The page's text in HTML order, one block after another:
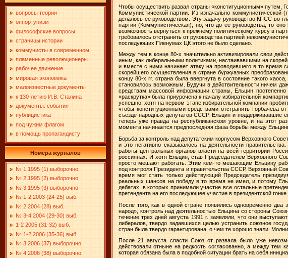
вопросы теории
оппортунизм
философские вопросы
страницы истории
коммунисты в современном
пламенные революционеры
рабочее движение
мировая экономика
малоизвестные документы
к 130-летию И.В. Сталина
документы. события
публицистика
под чужим флагом
в помощь пропагандисту
Номера журналов
№ 1 1995 (1) выборочно
№ 2 1995 (2) выборочно
№ 3 1995 (3) выборочно
№ 1-2 2003 (24-25) выб.
№ 2 2004 (28) выб.
№ 3-4 2004 (29-30) выб.
1-2 2005 (31-32) выб.
№ 1-2 2006 (35-36) выб.
№ 3 2006 (37) выборочно
№ 4 2006 (38) выборочно
Чтобы осуществить развал страны «конституционным» путем,
Коммунистической партии. Из изначально
делалось ее руководством. Эту задачу руководство КПСС во
партии (Коммунистическая), но, что до ее руководства, то
возможность вернуться к прежнему политическому курсу в
требовалось отстранить от руководства партией
последующих Пленумах ЦК этого не было сделано.
Между тем в конце 80-х значительно активизировали свои
иным, как либеральными политиками, настаивавшими на
и вместе с ними начинает атаку на проводившего в то время
скорейшего осуществления в стране буржуазных
концу 80-х гг. страна была ввергнута в состояние такого
становилось возможным. Будучи в действительности ничем
средствам массовой информации страны, Ельцин
«раскрутка» была приурочена к началу избирательной
успешно, хотя на первом этапе избирательной компании
чтобы конституционными средствами отстранить Горбачева
съезде народных депутатов СССР, Ельцин и поддерживавшие
теперь уже правда на республиканском уровне, и на этот
момента начинается предпоследняя фаза борьбы между
Борьба за контроль над депутатским корпусом Верховного
и это негативно сказывалось на деятельности
работы центральных органов власти на всей территории
россиянах. И хотя Ельцин, став Председателем Верховного
просто мешают работать. Этим кем-то мешающим Ельцину
под контроля Президента и правительства СССР, Верховный
время мог стать только действующий Председатель
реальных шансов на победу в то время не имел, и потому
дебатах, в которых принимали участие все остальные
претендента на его последующее участие в президентской гонке.
После того, как в одной стране появились одновременно два
народ», контроль над деятельностью Ельцина со стороны
течение трех дней августа 1991 г. заявляли, что они
либералов, твердо задавшихся целью устранить союзное
стран была твердо гарантирована, о чем те хорошо знали.
После 21 августа спасти Союз от развала было уже
действовали отныне на редкость согласованно, а между тем
которая обязана была в подобной ситуации брать на себя